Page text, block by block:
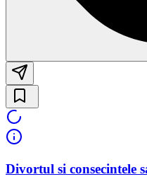
Divortul si consecintele